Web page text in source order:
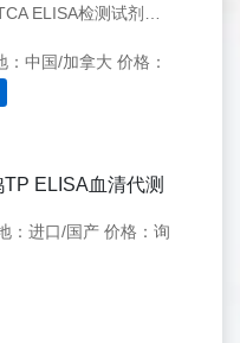
：中国/加拿大 价格：
ELISA血清代测
：进口/国产 价格：询